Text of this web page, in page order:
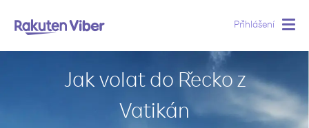
Přihlášení
Jak volat do Řecko z
Vatikán